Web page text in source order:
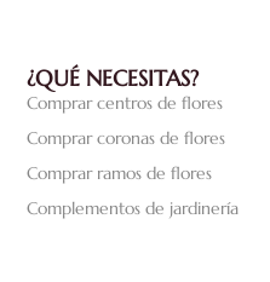
¿QUÉ NECESITAS?
Comprar centros de flores
Comprar coronas de flores
Comprar ramos de flores
Complementos de jardinería